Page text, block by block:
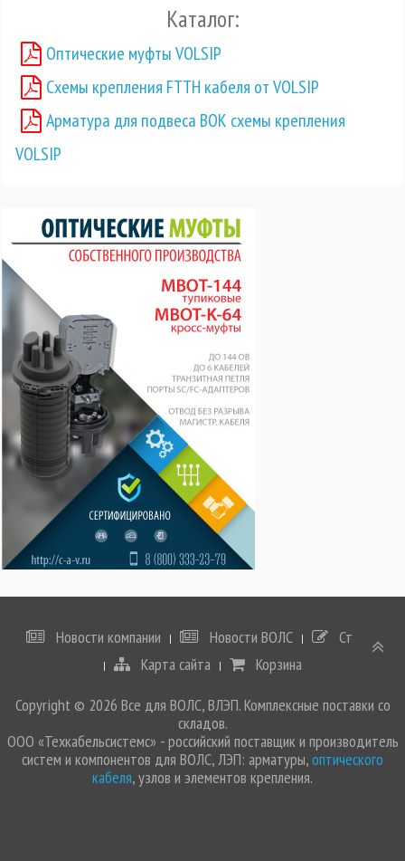
Каталог:
Оптические муфты VOLSIP
Схемы крепления FTTH кабеля от VOLSIP
Арматура для подвеса ВОК схемы крепления
VOLSIP
Новости компании Новости ВОЛС
Статьи
Карта сайта
Корзина
Copyright © 2026 Все для ВОЛС, ВЛЭП. Комплексные поставки со
складов.
ООО «Техкабельсистемс» - российский поставщик и производитель
систем и компонентов для ВОЛС, ЛЭП: арматуры,оптического
кабеля, узлов и элементов крепления.